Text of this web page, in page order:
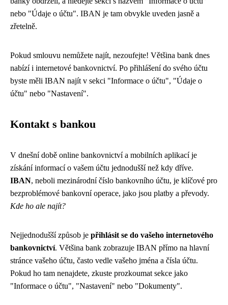
nebo "Údaje o účtu". IBAN je tam obvykle uveden jasně a
zřetelně.
Pokud smlouvu nemůžete najít, nezoufejte! Většina bank dnes
nabízí i internetové bankovnictví. Po přihlášení do svého účtu
byste měli IBAN najít v sekci "Informace o účtu", "Údaje o
účtu" nebo "Nastavení".
Kontakt s bankou
V dnešní době online bankovnictví a mobilních aplikací je
získání informací o vašem účtu jednodušší než kdy dříve.
IBAN, neboli mezinárodní číslo bankovního účtu, je klíčové pro
bezproblémové bankovní operace, jako jsou platby a převody.
Kde ho ale najít?
Nejjednodušší způsob je přihlásit se do vašeho internetového
bankovnictví. Většina bank zobrazuje IBAN přímo na hlavní
stránce vašeho účtu, často vedle vašeho jména a čísla účtu.
Pokud ho tam nenajdete, zkuste prozkoumat sekce jako
"Informace o účtu", "Nastavení" nebo "Dokumenty".